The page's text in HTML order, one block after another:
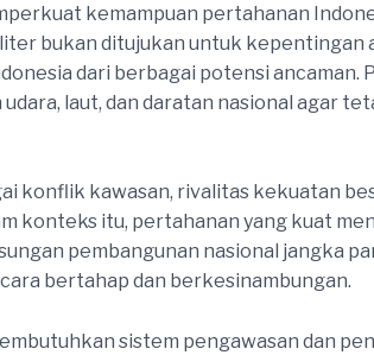
kemampuan pertahanan
bukan ditujukan untuk kepentingan
dari berbagai potensi ancaman.
laut, dan daratan nasional agar
konflik kawasan, rivalitas kekuatan
konteks itu, pertahanan yang kuat
pembangunan nasional jangka
bertahap dan berkesinambungan.
sistem pengawasan dan